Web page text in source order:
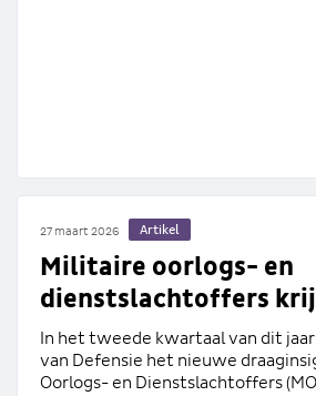
27 maart 2026 Artikel
Militaire oorlogs- en
dienstslachtoffers
In het tweede kwartaal van dit
van Defensie het nieuwe
Oorlogs- en Dienstslachtoffers